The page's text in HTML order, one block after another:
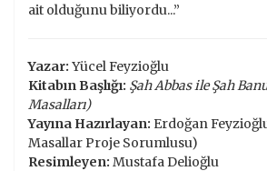
ait olduğunu biliyordu...”
Yazar: Yücel Feyzioğlu
Kitabın Başlığı: Şah Abbas ile Şah
Masalları)
Yayına Hazırlayan: Erdoğan
Masallar Proje Sorumlusu)
Resimleyen: Mustafa Delioğlu